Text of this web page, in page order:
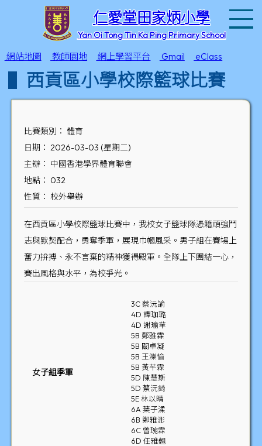
仁愛堂田家炳小學
Yan Oi Tong Tin Ka Ping Primary School
網站地圖 教師園地 網上學習平台 Gmail eClass
西貢區小學校際籃球比賽
比賽類別： 體育
日期： 2026-03-03 (星期二)
主辦： 中國香港學界體育聯會
地點： 032
性質： 校外舉辦
在西貢區小學校際籃球比賽中，我校女子籃球隊憑籍頑強鬥
志與默契配合，勇奪季軍，展現巾幗風采。男子組在賽場上
奮力拚搏、永不言棄的精神獲得殿軍。全隊上下團結一心，
賽出風格與水平，為校爭光。
女子組季軍
3C 蔡沅諭
4D 譚珈璐
4D 謝瑜𦭵
5B 鄭雅霖
5B 關卓凝
5B 王濼愉
5B 黃芊霖
5D 陳慧斯
5D 蔡沅錡
5E 林以晴
6A 葉子渘
6B 鄭雅浵
6C 曾琬霖
6D 任雅翹